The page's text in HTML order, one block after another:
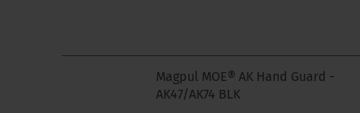
Magpul MOE® AK Hand Guard -
AK47/AK74 BLK